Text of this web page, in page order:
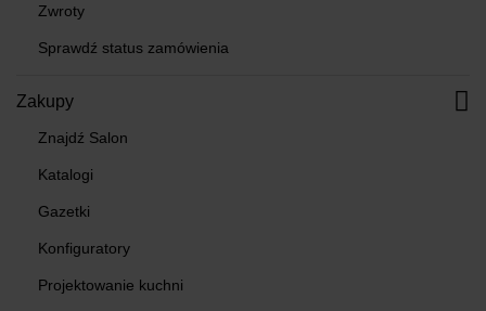
Zwroty
Sprawdź status zamówienia
Zakupy
Znajdź Salon
Katalogi
Gazetki
Konfiguratory
Projektowanie kuchni